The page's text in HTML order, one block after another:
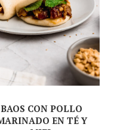
BAOS CON POLLO
EN TÉ Y